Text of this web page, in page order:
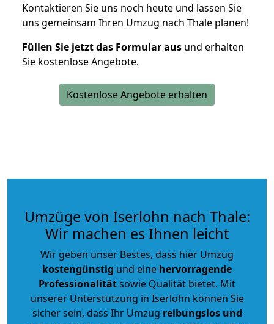
Kontaktieren Sie uns noch heute und lassen Sie
uns gemeinsam Ihren Umzug nach Thale planen!
Füllen Sie jetzt das Formular aus und erhalten
Sie kostenlose Angebote.
Kostenlose Angebote erhalten
Umzüge von Iserlohn nach Thale:
Wir machen es Ihnen leicht
Wir geben unser Bestes, dass hier Umzug
kostengünstig und eine hervorragende
Professionalitätsowie Qualität bietet. Mit
unserer Unterstützung in Iserlohn können Sie
sicher sein, dass Ihr Umzug reibungslos und